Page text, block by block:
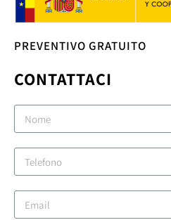
PREVENTIVO GRATUITO
CONTATTACI